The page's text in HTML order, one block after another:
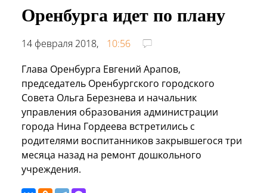
Оренбурга идет по плану
14 февраля 2018,
10:56
Глава Оренбурга Евгений Арапов,
председатель Оренбургского городского
Совета Ольга Березнева и начальник
управления образования администрации
города Нина Гордеева встретились с
родителями воспитанников закрывшегося три
месяца назад на ремонт дошкольного
учреждения.